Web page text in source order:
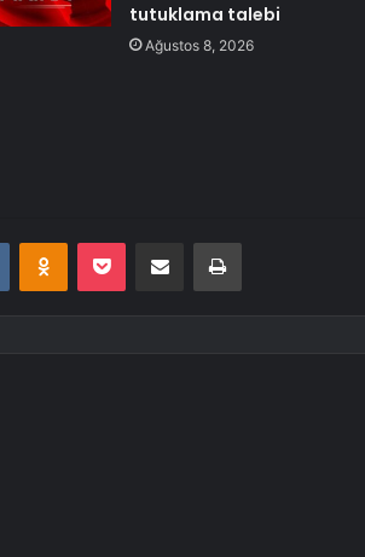
tutuklama talebi
Ağustos 8, 2026
VKontakteOdnoklassniki
Pocket E-Posta ile paylaş Yazdır